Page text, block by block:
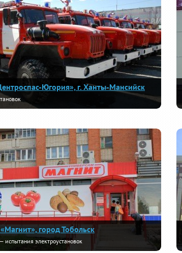
Югория», г. Ханты-Мансийск
город Тобольск
испытания электроустановок